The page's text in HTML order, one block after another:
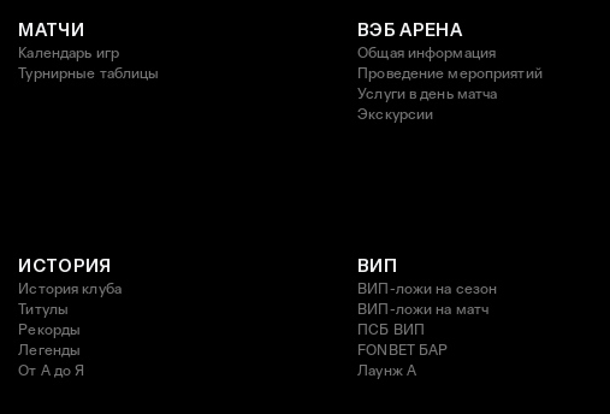
МАТЧИ
Календарь игр
Турнирные таблицы
ВЭБ АРЕНА
Общая информация
Проведение мероприятий
Услуги в день матча
Экскурсии
ИСТОРИЯ
История клуба
Титулы
Рекорды
Легенды
От А до Я
ВИП
ВИП-ложи на сезон
ВИП-ложи на матч
ПСБ ВИП
FONBET БАР
Лаунж A